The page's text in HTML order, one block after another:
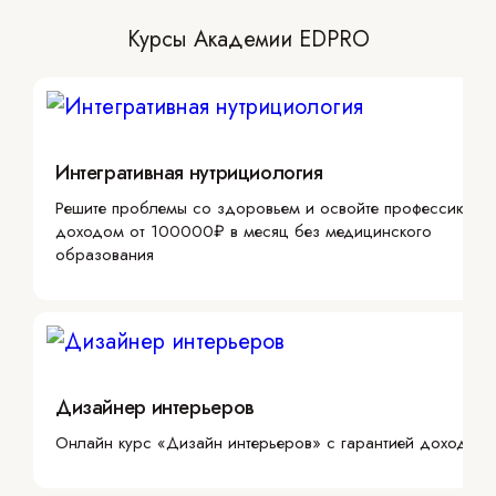
Курсы Академии EDPRO
Интегративная нутрициология
Решите проблемы со здоровьем и освойте профессию с
доходом от 100000₽ в месяц без медицинского
образования
Дизайнер интерьеров
Онлайн курс «Дизайн интерьеров» с гарантией дохода